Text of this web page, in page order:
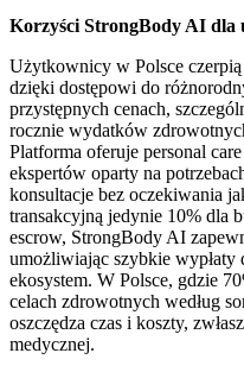
Korzyści StrongBody AI dla
Użytkownicy w Polsce
dzięki dostępowi do
przystępnych cenach,
rocznie wydatków
Platforma oferuje personal
ekspertów oparty na
konsultacje bez oczekiwania
transakcyjną jedynie 10% dla
escrow, StrongBody AI
umożliwiając szybkie
ekosystem. W Polsce, gdzie
celach zdrowotnych według
oszczędza czas i koszty,
medycznej.